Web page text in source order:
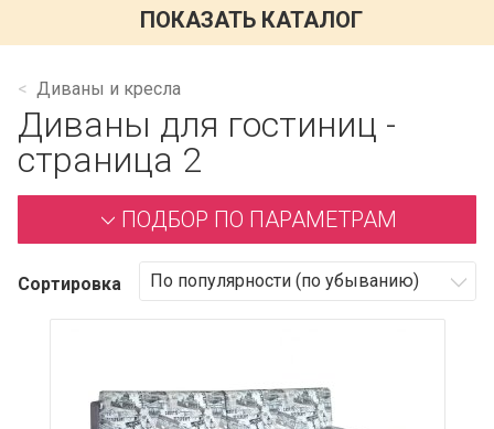
ПОКАЗАТЬ КАТАЛОГ
Диваны и кресла
Диваны для гостиниц -
страница 2
ПОДБОР ПО ПАРАМЕТРАМ
Сортировка